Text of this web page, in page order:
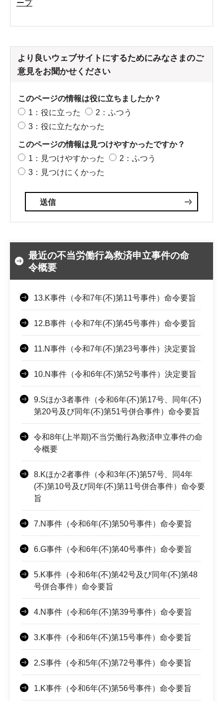
ープ
より良いウェブサイトにするためにみなさまのご
意見をお聞かせください
このページの情報は役に立ちましたか？
1：役に立った
2：ふつう
3：役に立たなかった
このページの情報は見つけやすかったですか？
1：見つけやすかった
2：ふつう
3：見つけにくかった
最近の不当労働行為救済申立事件の命
令概要
13.K事件（令和7年(不)第11号事件）命令要旨
12.B事件（令和7年(不)第45号事件）命令要旨
11.N事件（令和7年(不)第23号事件）決定要旨
10.N事件（令和6年(不)第52号事件）決定要旨
9.Sほか3者事件（令和6年(不)第17号、同年(不)
第20号及び同年(不)第51号併合事件）命令要旨
令和8年(上半期)不当労働行為救済申立事件の命
令概要
8.Kほか2者事件（令和3年(不)第57号、同4年
(不)第10号及び同年(不)第11号併合事件）命令要
旨
7.N事件（令和6年(不)第50号事件）命令要旨
6.G事件（令和6年(不)第40号事件）命令要旨
5.K事件（令和6年(不)第42号及び同年(不)第48
号併合事件）命令要旨
4.N事件（令和6年(不)第39号事件）命令要旨
3.K事件（令和6年(不)第15号事件）命令要旨
2.S事件（令和5年(不)第72号事件）命令要旨
1.K事件（令和6年(不)第56号事件）命令要旨